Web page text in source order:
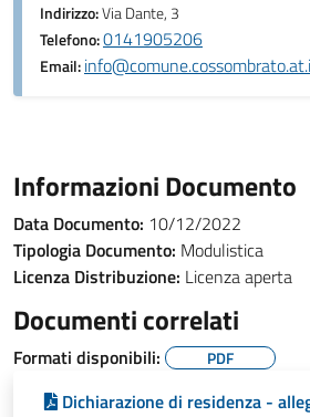
Indirizzo:Via Dante, 3
Telefono:0141905206
Email:
Informazioni Documento
Data Documento: 10/12/2022
Tipologia Documento: Modulistica
Licenza Distribuzione: Licenza aperta
Documenti correlati
Formati disponibili: PDF
Dichiarazione di residenza -